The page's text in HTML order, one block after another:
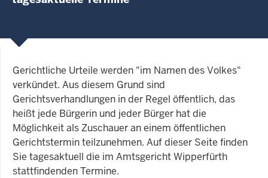
Gerichtliche Urteile werden "im Namen des Volkes"
verkündet. Aus diesem Grund sind
Gerichtsverhandlungen in der Regel öffentlich, das
heißt jede Bürgerin und jeder Bürger hat die
Möglichkeit als Zuschauer an einem öffentlichen
Gerichtstermin teilzunehmen. Auf dieser Seite finden
Sie tagesaktuell die im Amtsgericht Wipperfürth
stattfindenden Termine.